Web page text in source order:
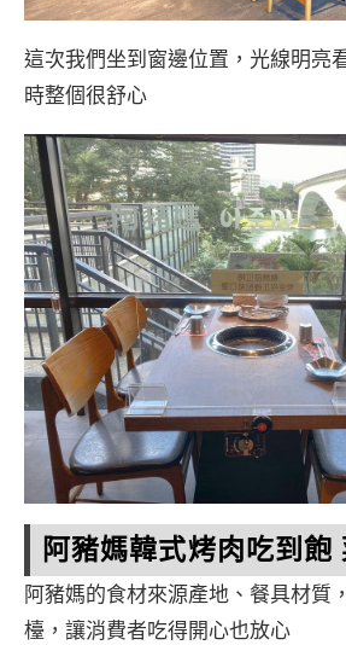
這次我們坐到窗邊位置，光線明亮
時整個很舒心
阿豬媽韓式烤肉吃到飽
阿豬媽的食材來源產地、餐具材質
檯，讓消費者吃得開心也放心